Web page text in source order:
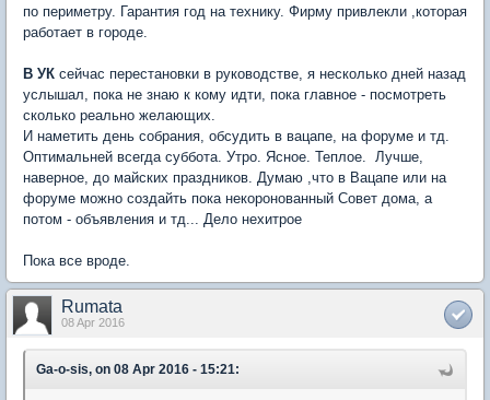
по периметру. Гарантия год на технику. Фирму привлекли ,которая
работает в городе.
В УК сейчас перестановки в руководстве, я несколько дней назад
услышал, пока не знаю к кому идти, пока главное - посмотреть
сколько реально желающих.
И наметить день собрания, обсудить в вацапе, на форуме и тд.
Оптимальней всегда суббота. Утро. Ясное. Теплое. Лучше,
наверное, до майских праздников. Думаю ,что в Вацапе или на
форуме можно создайть пока некоронованный Совет дома, а
потом - объявления и тд... Дело нехитрое
Пока все вроде.
Rumata
08 Apr 2016
Ga-o-sis, on 08 Apr 2016 - 15:21: